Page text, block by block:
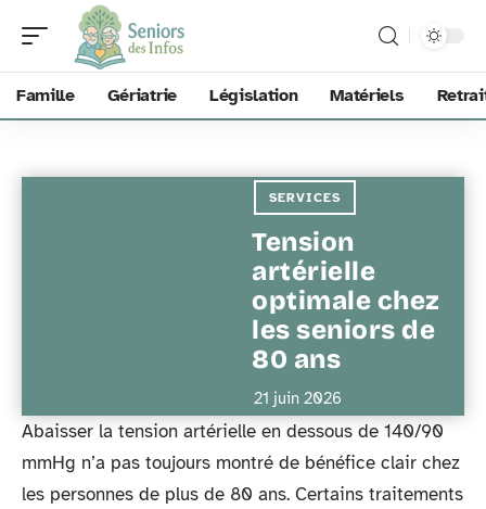
Famille Gériatrie Législation Matériels
SERVICES
Tension
artérielle
optimale chez
les seniors de
80 ans
21 juin 2026
Abaisser la tension artérielle en dessous de 140/90
mmHg n’a pas toujours montré de bénéfice clair chez
les personnes de plus de 80 ans. Certains traitements